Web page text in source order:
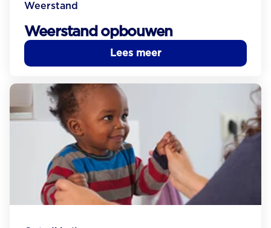
Weerstand
Weerstand opbouwen
Lees meer